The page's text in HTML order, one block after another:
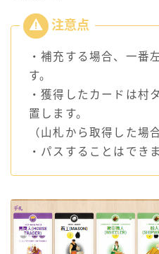
・補充する場合、一番
す。
・獲得したカードは村
置します。
（山札から取得した場
・パスすることはでき